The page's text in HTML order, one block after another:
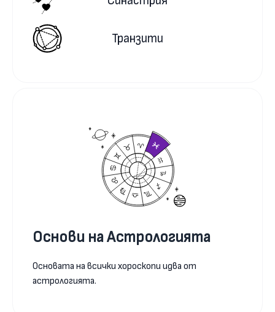
Транзити
Основи на Астрологията
Основата на всички хороскопи идва от
астрологията.